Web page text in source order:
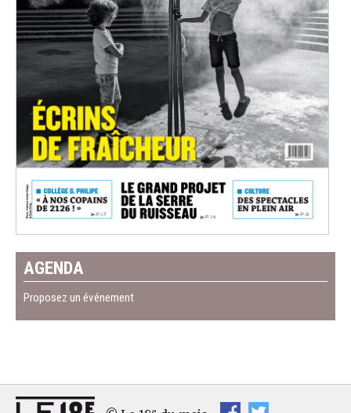
AGENDA
Proposez un événement